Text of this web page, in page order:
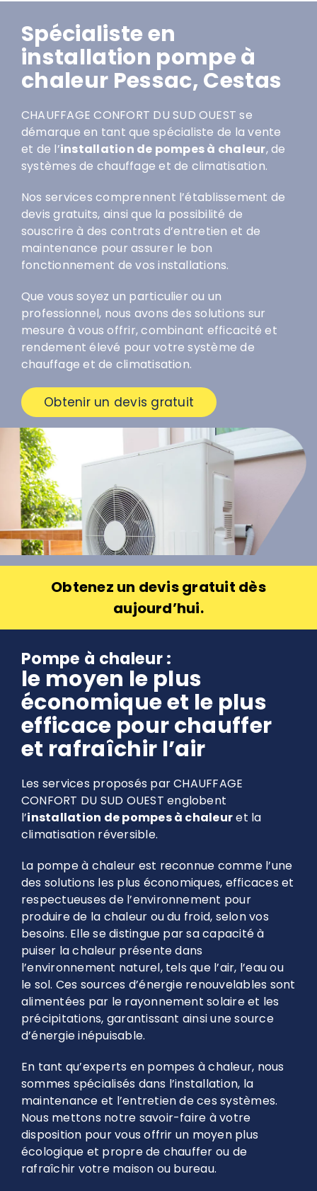
Spécialiste en
installation pompe à
chaleur Pessac, Cestas
CHAUFFAGE CONFORT DU SUD OUEST se
démarque en tant que spécialiste de la vente
et de l’installation de pompes à chaleur, de
systèmes de chauffage et de climatisation.
Nos services comprennent l’établissement de
devis gratuits, ainsi que la possibilité de
souscrire à des contrats d’entretien et de
maintenance pour assurer le bon
fonctionnement de vos installations.
Que vous soyez un particulier ou un
professionnel, nous avons des solutions sur
mesure à vous offrir, combinant efficacité et
rendement élevé pour votre système de
chauffage et de climatisation.
Obtenir un devis gratuit
Obtenez un devis gratuit dès
aujourd’hui.
Pompe à chaleur :
le moyen le plus
économique et le plus
efficace pour chauffer
et rafraîchir l’air
Les services proposés par CHAUFFAGE
CONFORT DU SUD OUEST englobent
l’installation de pompes à chaleuret la
climatisation réversible.
La pompe à chaleur est reconnue comme l’une
des solutions les plus économiques, efficaces et
respectueuses de l’environnement pour
produire de la chaleur ou du froid, selon vos
besoins. Elle se distingue par sa capacité à
puiser la chaleur présente dans
l’environnement naturel, tels que l’air, l’eau ou
le sol. Ces sources d’énergie renouvelables sont
alimentées par le rayonnement solaire et les
précipitations, garantissant ainsi une source
d’énergie inépuisable.
En tant qu’experts en pompes à chaleur, nous
sommes spécialisés dans l’installation, la
maintenance et l’entretien de ces systèmes.
Nous mettons notre savoir-faire à votre
disposition pour vous offrir un moyen plus
écologique et propre de chauffer ou de
rafraîchir votre maison ou bureau.